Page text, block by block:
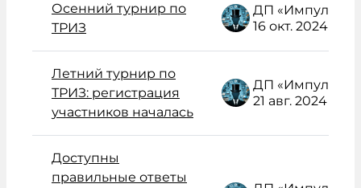
Осенний турнир по
ТРИЗ
16 окт. 2024
Летний турнир по
ТРИЗ: регистрация
участников началась
21 авг. 2024
Доступны
правильные ответы